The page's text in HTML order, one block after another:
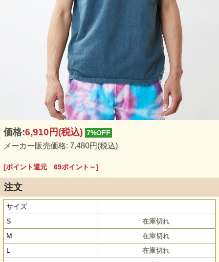
価格:6,910円(税込) 7%OFF
メーカー販売価格: 7,480円(税込)
[ポイント還元 69ポイント～]
注文
サイズ
S
在庫切れ
M
在庫切れ
L
在庫切れ